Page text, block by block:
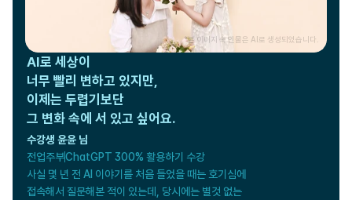
*본 이미지 속 인물은 AI로 생성되었습니다.
AI로 세상이
너무 빨리 변하고 있지만,
이제는 두렵기보단
그 변화 속에 서 있고 싶어요.
수강생 윤윤 님
전업주부ChatGPT 300% 활용하기 수강
사실 몇 년 전 AI 이야기를 처음 들었을 때는 호기심에
접속해서 질문해본 적이 있는데, 당시에는 별것 없는